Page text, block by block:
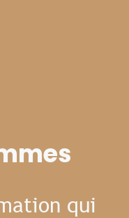
qui